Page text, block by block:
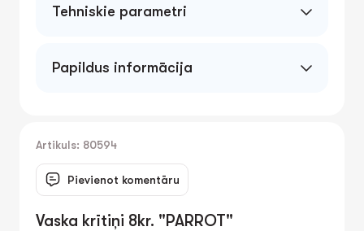
Tehniskie parametri
Papildus informācija
Artikuls: 80594
Pievienot komentāru
Vaska krītiņi 8kr. "PARROT"